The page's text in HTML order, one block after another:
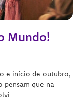
Mundo!
e início de outubro,
pensam que na